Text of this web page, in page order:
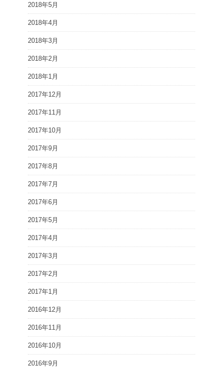
2018年5月
2018年4月
2018年3月
2018年2月
2018年1月
2017年12月
2017年11月
2017年10月
2017年9月
2017年8月
2017年7月
2017年6月
2017年5月
2017年4月
2017年3月
2017年2月
2017年1月
2016年12月
2016年11月
2016年10月
2016年9月